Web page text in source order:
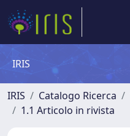
IRIS
IRIS Catalogo Ricerca
1.1 Articolo in rivista